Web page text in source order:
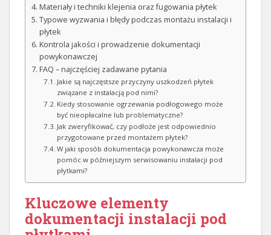
Materiały i techniki klejenia oraz fugowania płytek
Typowe wyzwania i błędy podczas montażu instalacji i
płytek
Kontrola jakości i prowadzenie dokumentacji
powykonawczej
FAQ – najczęściej zadawane pytania
Jakie są najczęstsze przyczyny uszkodzeń płytek
związane z instalacją pod nimi?
Kiedy stosowanie ogrzewania podłogowego może
być nieopłacalne lub problematyczne?
Jak zweryfikować, czy podłoże jest odpowiednio
przygotowane przed montażem płytek?
W jaki sposób dokumentacja powykonawcza może
pomóc w późniejszym serwisowaniu instalacji pod
płytkami?
Kluczowe elementy
dokumentacji instalacji pod